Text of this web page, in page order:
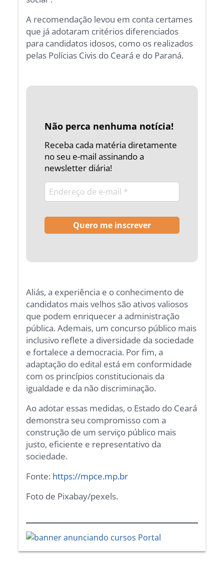
A recomendação levou em conta certames
que já adotaram critérios diferenciados
para candidatos idosos, como os realizados
pelas Polícias Civis do Ceará e do Paraná.
Não perca nenhuma notícia!
Receba cada matéria diretamente
no seu e-mail assinando a
newsletter diária!
Aliás, a experiência e o conhecimento de
candidatos mais velhos são ativos valiosos
que podem enriquecer a administração
pública. Ademais, um concurso público mais
inclusivo reflete a diversidade da sociedade
e fortalece a democracia. Por fim, a
adaptação do edital está em conformidade
com os princípios constitucionais da
igualdade e da não discriminação.
Ao adotar essas medidas, o Estado do Ceará
demonstra seu compromisso com a
construção de um serviço público mais
justo, eficiente e representativo da
sociedade.
Fonte: https://mpce.mp.br
Foto de Pixabay/pexels.